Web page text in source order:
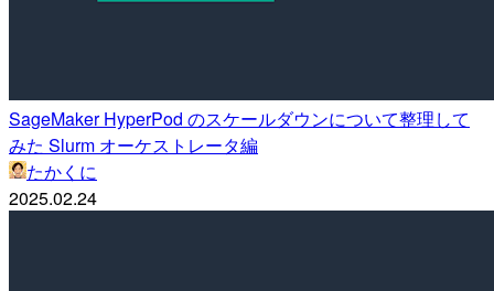
SageMaker HyperPod のスケールダウンについて整理して
みた Slurm オーケストレータ編
たかくに
2025.02.24